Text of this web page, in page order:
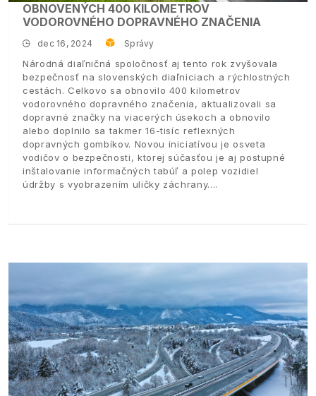
OBNOVENÝCH 400 KILOMETROV
VODOROVNÉHO DOPRAVNÉHO ZNAČENIA
dec 16, 2024 Správy
Národná diaľničná spoločnosť aj tento rok zvyšovala
bezpečnosť na slovenských diaľniciach a rýchlostných
cestách. Celkovo sa obnovilo 400 kilometrov
vodorovného dopravného značenia, aktualizovali sa
dopravné značky na viacerých úsekoch a obnovilo
alebo doplnilo sa takmer 16-tisíc reflexných
dopravných gombíkov. Novou iniciatívou je osveta
vodičov o bezpečnosti, ktorej súčasťou je aj postupné
inštalovanie informačných tabúľ a polep vozidiel
údržby s vyobrazením uličky záchrany.